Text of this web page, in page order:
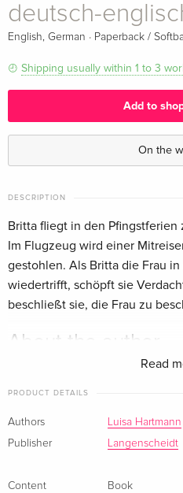
deutsch-
English, German · Paperback /
Shipping usually within 1 to 3
Add to
On the
DESCRIPTION
Read
Britta fliegt in den Pfingstferien
Im Flugzeug wird einer
gestohlen. Als Britta die Frau
wiedertrifft, schöpft sie
beschließt sie, die Frau zu
About the author
Luisa Hartmann, Jg. 1958, lebt
und schreibt deutsch und
Spezialitäten sind 3-Minuten-
PRODUCT DETAILS
Authors
Luisa Hartmann
Publisher
Langenscheidt
Content
Book